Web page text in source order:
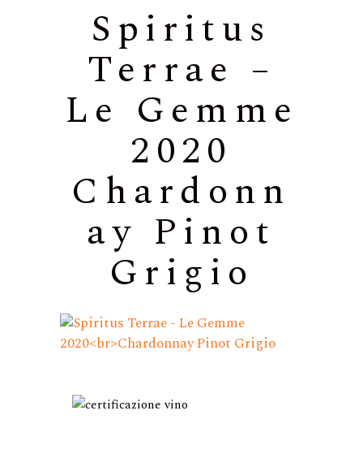
Spiritus
Terrae –
Le Gemme
2020
Chardonn
ay Pinot
Grigio